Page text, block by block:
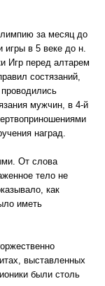
за месяц до
игры в 5 веке до н.
Игр перед алтарем
состязаний,
мужчин, в 4-й
наград.
От слова
тело не
как
иметь
выставленных
были столь